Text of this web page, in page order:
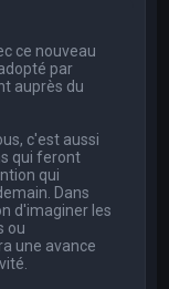
ce nouveau
par
auprès du
c'est aussi
qui feront
qui
Dans
d'imaginer les
ou
une avance